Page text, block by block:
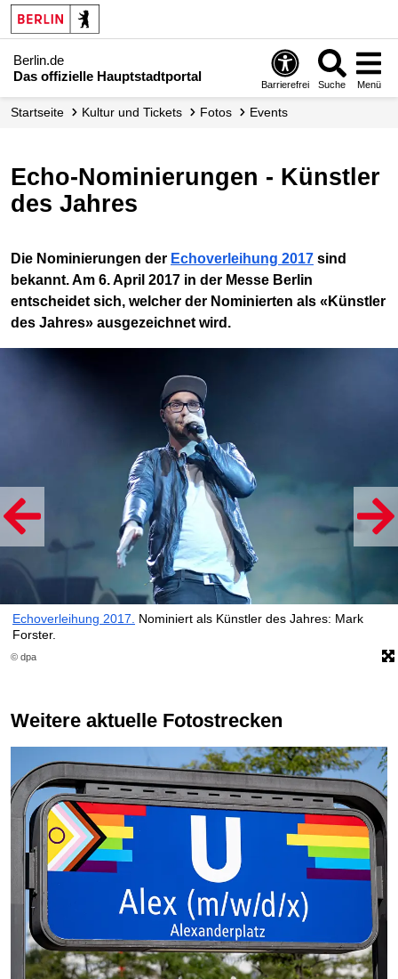
Berlin.de
Das offizielle Hauptstadtportal
Barrierefrei Suche Menü
Startseite Kultur und Tickets Fotos Events
Echo-Nominierungen - Künstler
des Jahres
Die Nominierungen der Echoverleihung 2017 sind
bekannt. Am 6. April 2017 in der Messe Berlin
entscheidet sich, welcher der Nominierten als «Künstler
des Jahres» ausgezeichnet wird.
© dpa
Echoverleihung 2017. Nominiert als Künstler des Jahres: Mark
Forster.
Weitere aktuelle Fotostrecken